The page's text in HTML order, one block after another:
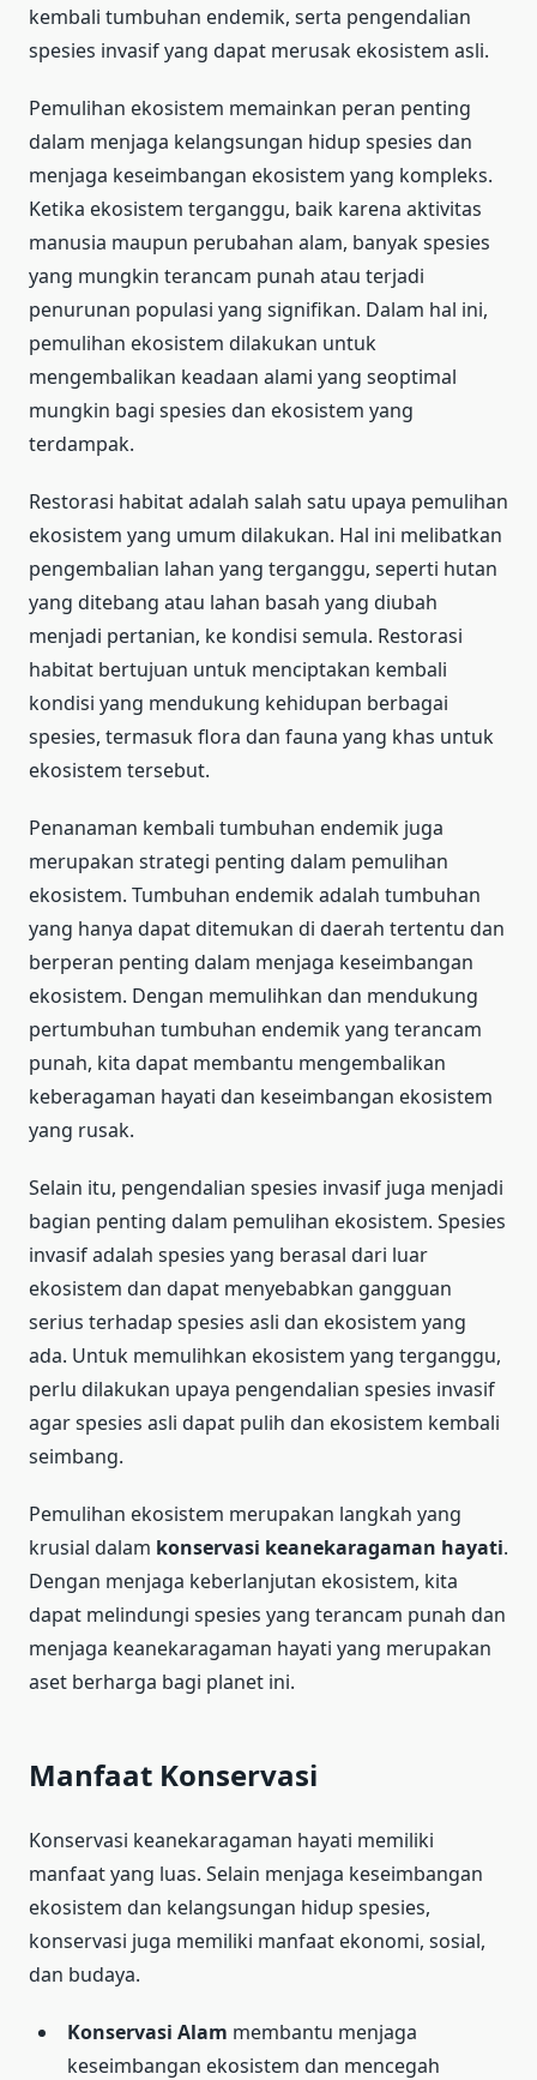
kembali tumbuhan endemik, serta pengendalian
spesies invasif yang dapat merusak ekosistem asli.
Pemulihan ekosistem memainkan peran penting
dalam menjaga kelangsungan hidup spesies dan
menjaga keseimbangan ekosistem yang kompleks.
Ketika ekosistem terganggu, baik karena aktivitas
manusia maupun perubahan alam, banyak spesies
yang mungkin terancam punah atau terjadi
penurunan populasi yang signifikan. Dalam hal ini,
pemulihan ekosistem dilakukan untuk
mengembalikan keadaan alami yang seoptimal
mungkin bagi spesies dan ekosistem yang
terdampak.
Restorasi habitat adalah salah satu upaya pemulihan
ekosistem yang umum dilakukan. Hal ini melibatkan
pengembalian lahan yang terganggu, seperti hutan
yang ditebang atau lahan basah yang diubah
menjadi pertanian, ke kondisi semula. Restorasi
habitat bertujuan untuk menciptakan kembali
kondisi yang mendukung kehidupan berbagai
spesies, termasuk flora dan fauna yang khas untuk
ekosistem tersebut.
Penanaman kembali tumbuhan endemik juga
merupakan strategi penting dalam pemulihan
ekosistem. Tumbuhan endemik adalah tumbuhan
yang hanya dapat ditemukan di daerah tertentu dan
berperan penting dalam menjaga keseimbangan
ekosistem. Dengan memulihkan dan mendukung
pertumbuhan tumbuhan endemik yang terancam
punah, kita dapat membantu mengembalikan
keberagaman hayati dan keseimbangan ekosistem
yang rusak.
Selain itu, pengendalian spesies invasif juga menjadi
bagian penting dalam pemulihan ekosistem. Spesies
invasif adalah spesies yang berasal dari luar
ekosistem dan dapat menyebabkan gangguan
serius terhadap spesies asli dan ekosistem yang
ada. Untuk memulihkan ekosistem yang terganggu,
perlu dilakukan upaya pengendalian spesies invasif
agar spesies asli dapat pulih dan ekosistem kembali
seimbang.
Pemulihan ekosistem merupakan langkah yang
krusial dalam konservasi keanekaragaman hayati.
Dengan menjaga keberlanjutan ekosistem, kita
dapat melindungi spesies yang terancam punah dan
menjaga keanekaragaman hayati yang merupakan
aset berharga bagi planet ini.
Manfaat Konservasi
Konservasi keanekaragaman hayati memiliki
manfaat yang luas. Selain menjaga keseimbangan
ekosistem dan kelangsungan hidup spesies,
konservasi juga memiliki manfaat ekonomi, sosial,
dan budaya.
Konservasi Alam membantu menjaga
keseimbangan ekosistem dan mencegah